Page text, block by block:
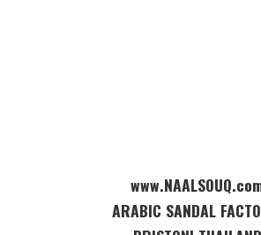
ARABIC SANDAL